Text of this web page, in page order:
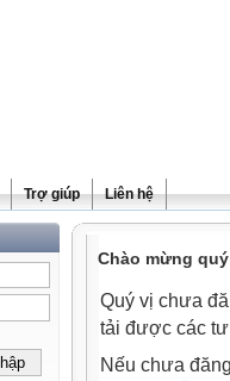
Trợ giúp Liên hệ
Chào mừng
Quý vị chưa
tải được các
Nếu chưa